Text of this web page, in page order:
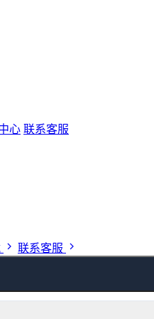
心 联系客服
联系客服